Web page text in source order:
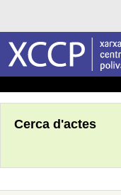
Cerca d'actes